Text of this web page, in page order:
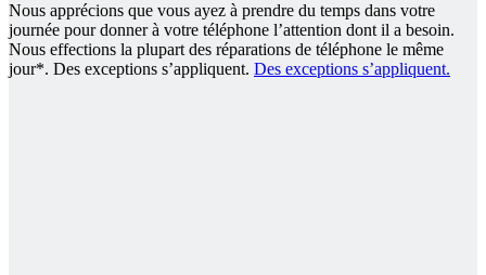
Nous apprécions que vous ayez à prendre du temps dans votre
journée pour donner à votre téléphone l’attention dont il a besoin.
Nous effections la plupart des réparations de téléphone le même
jour*. Des exceptions s’appliquent. Des exceptions s’appliquent.